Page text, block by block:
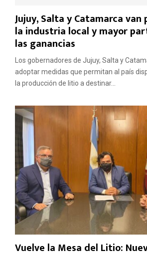
Jujuy, Salta y Catamarca
la industria local y mayor
las ganancias
Los gobernadores de Jujuy, Salta y
adoptar medidas que permitan al país
la producción de litio a destinar...
Vuelve la Mesa del Litio: